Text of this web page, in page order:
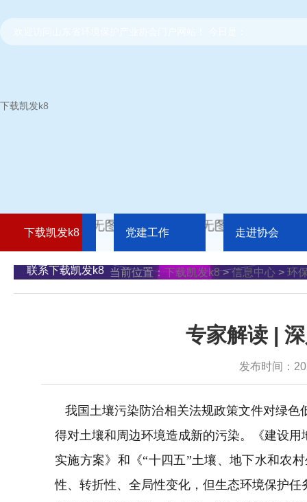
下载凯发k8
下载凯发k8 党建工作 走进协会
联系下载凯发k8 当前位置： 下载凯发k8>信息中心 > 环
专家解读 |
发布时间：
我国土壤污染防治相关法规政策文件对绿色
得对土壤和周边环境造成新的污染。《建设
实施方案》和《“十四五”土壤、地下水和农
性、转折性、全局性变化，但生态环境保护